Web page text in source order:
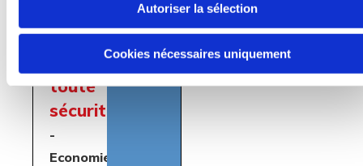
Autoriser la sélection
Cookies nécessaires uniquement
pression
toute
sécurité
-
Economies